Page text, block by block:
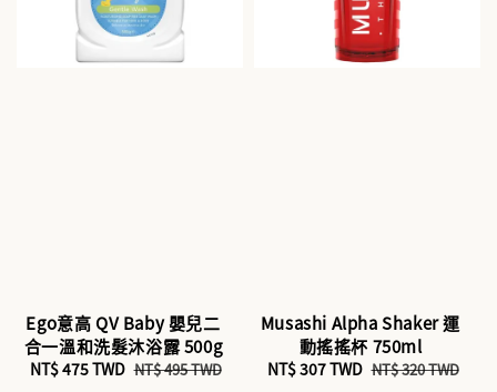
Ego意高 QV Baby 嬰兒二
合一溫和洗髮沐浴露 500g
Sale
NT$ 475 TWD Regular
NT$ 495 TWD
Musashi Alpha Shaker 運
動搖搖杯 750ml
Sale
NT$ 307 TWD Regular
NT$ 320 TWD